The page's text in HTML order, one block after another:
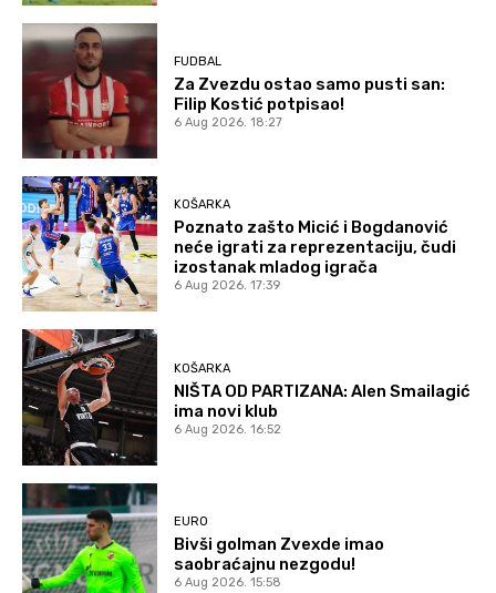
FUDBAL
Za Zvezdu ostao samo pusti san:
Filip Kostić potpisao!
6 Aug 2026. 18:27
KOŠARKA
Poznato zašto Micić i Bogdanović
neće igrati za reprezentaciju, čudi
izostanak mladog igrača
6 Aug 2026. 17:39
KOŠARKA
NIŠTA OD PARTIZANA: Alen Smailagić
ima novi klub
6 Aug 2026. 16:52
EURO
Bivši golman Zvexde imao
saobraćajnu nezgodu!
6 Aug 2026. 15:58